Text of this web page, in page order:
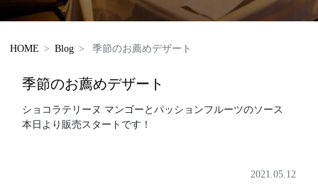
HOME Blog 季節のお薦めデザート
季節のお薦めデザート
ショコラテリーヌ マンゴーとパッションフルーツのソース
本日より販売スタートです！
2021.05.12